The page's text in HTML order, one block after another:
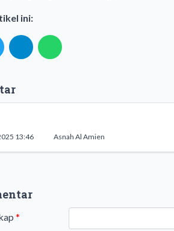
ini:
13:46 Asnah Al Amien
*